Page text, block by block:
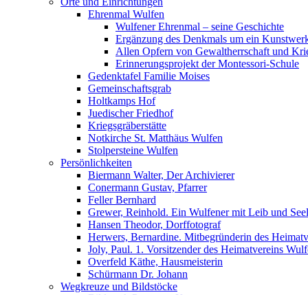
Ehrenmal Wulfen
Wulfener Ehrenmal – seine Geschichte
Ergänzung des Denkmals um ein
Allen Opfern von Gewaltherrschaft und
Erinnerungsprojekt der Montessori-Schule
Gedenktafel Familie Moises
Gemeinschaftsgrab
Holtkamps Hof
Juedischer Friedhof
Kriegsgräberstätte
Notkirche St. Matthäus Wulfen
Stolpersteine Wulfen
Persönlichkeiten
Biermann Walter, Der Archivierer
Conermann Gustav, Pfarrer
Feller Bernhard
Grewer, Reinhold. Ein Wulfener mit Leib und
Hansen Theodor, Dorffotograf
Herwers, Bernardine. Mitbegründerin des
Joly, Paul. 1. Vorsitzender des Heimatvereins
Overfeld Käthe, Hausmeisterin
Schürmann Dr. Johann
Wegkreuze und Bildstöcke